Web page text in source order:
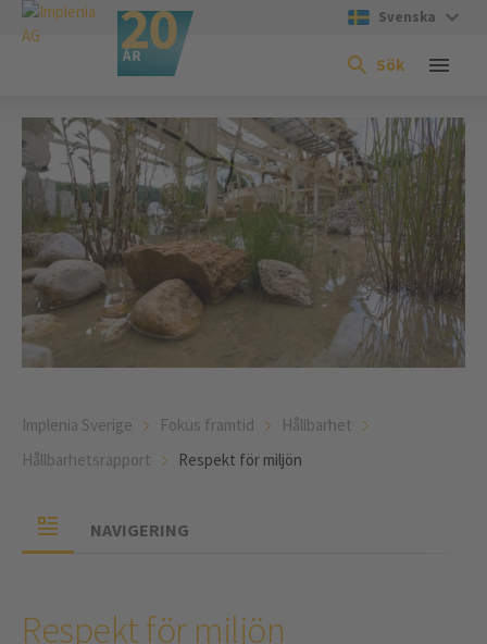
Svenska
Sök
Implenia Sverige Fokus framtid
Hållbarhet
Hållbarhetsrapport
Respekt för miljön
NAVIGERING
Respekt för miljön